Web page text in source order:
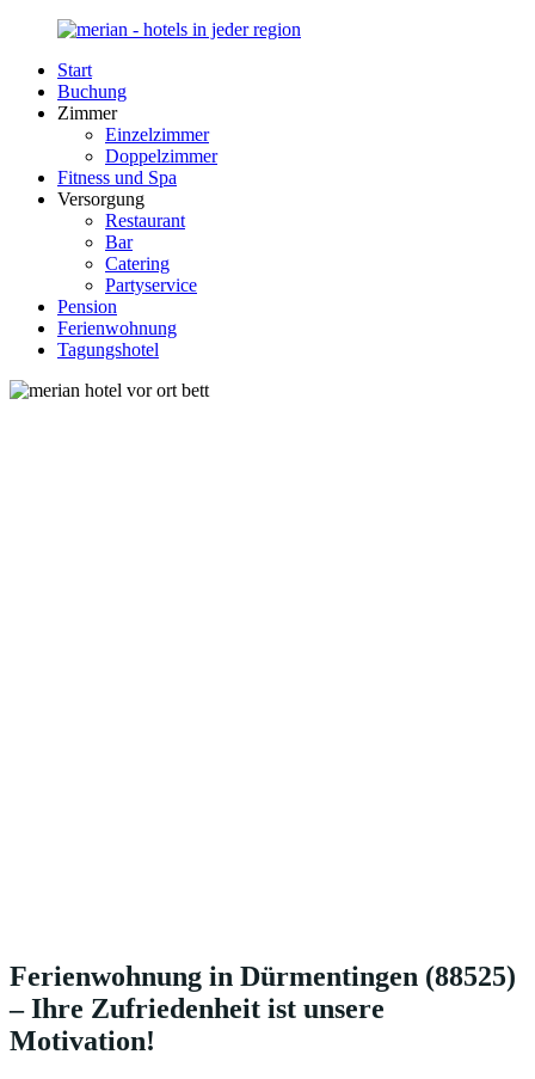
Zurück
Inhalt
Merian-
Hotel.de
Portal
Unterkunft
Deutschland
Start
Buchung
Zimmer
Einzelzimmer
Doppelzimmer
Fitness und Spa
Versorgung
Restaurant
Bar
Catering
Partyservice
Pension
Ferienwohnung
Tagungshotel
Ferienwohnung in Dürmentingen (88525)
– Ihre Zufriedenheit ist unsere
Motivation!